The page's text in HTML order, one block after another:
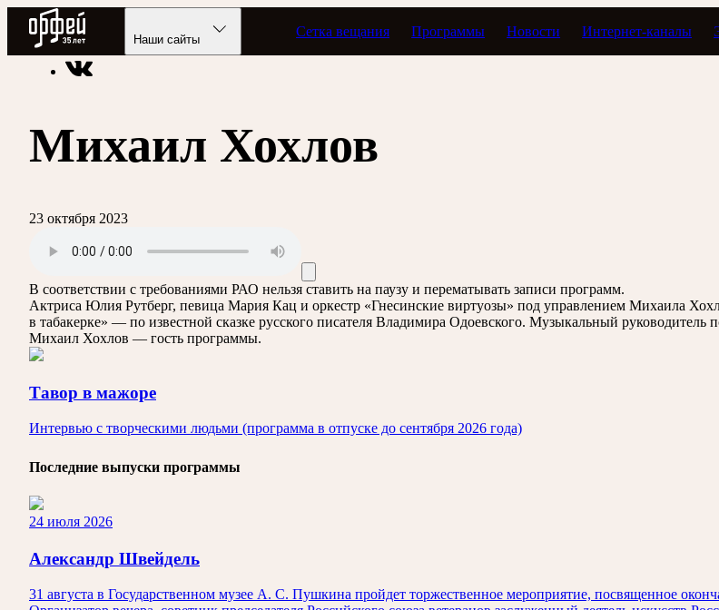
Радио Орфей
Наши сайты
Сетка вещания Программы Новости Интернет-каналы
Радио классической музыки «Орфей» Программы в эфире Тавор в мажоре
Михаил Хохлов
23 октября 2023
В соответствии с требованиями РАО нельзя ставить на паузу и перематывать записи программ.
Актриса Юлия Рутберг, певица Мария Кац и оркестр «Гнесинские виртуозы» под управлением Михаила
в табакерке» — по известной сказке русского писателя Владимира Одоевского. Музыкальный
Михаил Хохлов — гость программы.
Тавор в мажоре
Интервью с творческими людьми (программа в отпуске до сентября 2026 года)
Последние выпуски программы
24 июля 2026
Александр Швейдель
31 августа в Государственном музее А. С. Пушкина пройдет торжественное мероприятие, посвященное